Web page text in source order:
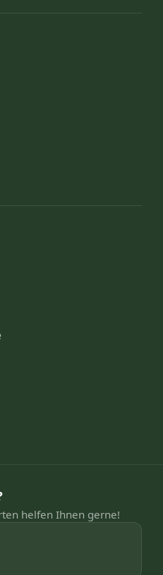
helfen Ihnen gerne!